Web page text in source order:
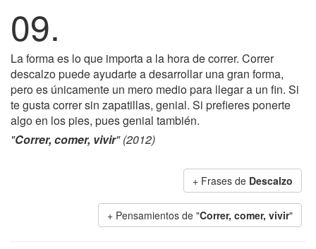
09.
La forma es lo que importa a la hora de correr. Correr
descalzo puede ayudarte a desarrollar una gran forma,
pero es únicamente un mero medio para llegar a un fin. Si
te gusta correr sin zapatillas, genial. Si prefieres ponerte
algo en los pies, pues genial también.
"Correr, comer, vivir" (2012)
+ Frases de Descalzo
+ Pensamientos de "Correr, comer, vivir"